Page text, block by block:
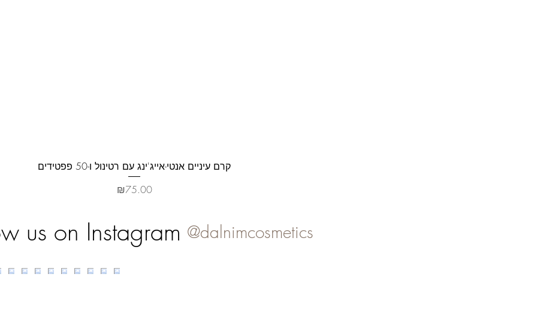
제품보기
קרם עיניים אנטי-אייג'ינג עם רטינול ו-50 פפטידים
가격
₪75.00
us on Instagram @dalnimcosmetics